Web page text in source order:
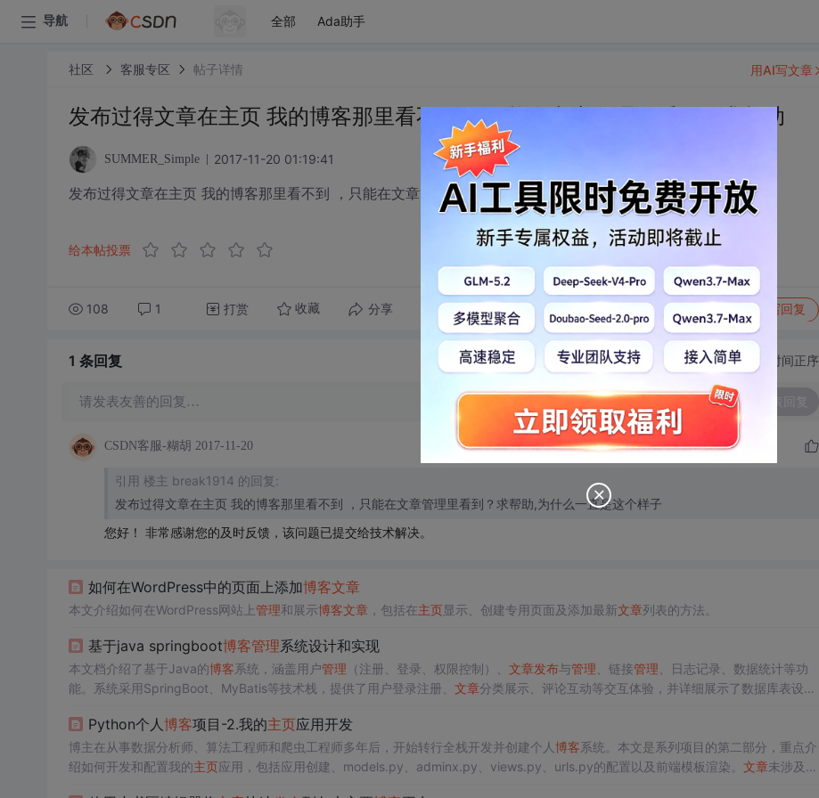
导航 全部 Ada助手
社区 客服专区 帖子详情
发布过得文章在主页 我的博客那里看不到 ，只能在文章管理里看到？求帮助
SUMMER_Simple 2017-11-20 01:19:41
发布过得文章在主页 我的博客那里看不到 ，只能在文章管理里看到？求帮助,为什么一直是这个样子
给本帖投票
108 1 打赏 收藏 分享 转发到动态 举报 写回复
用AI写文章
1 条回复 切换为时间正序
请发表友善的回复…
CSDN客服-糊胡 2017-11-20
引用 楼主 break1914 的回复:
发布过得文章在主页 我的博客那里看不到 ，只能在文章管理里看到？求帮助,为什么一直是这个样子
您好！ 非常感谢您的及时反馈，该问题已提交给技术解决。
如何在WordPress中的页面上添加博客文章
本文介绍如何在WordPress网站上管理和展示博客文章，包括在主页显示、创建专用页面及添加最新文章列表的方法。
基于java springboot博客管理系统设计和实现
本文档介绍了基于Java的博客系统，涵盖用户管理 （注册、登录、权限控制）、 文章发布与管理 、链接管理 、日志记录、数据统计等功
能。系统采用SpringBoot、MyBatis等技术栈，提供了用户登录注册、 文章分类展示、评论互动等交互体验，并详细展示了数据库表设计
Python个人博客项目-2.我的主页应用开发
博主在从事数据分析师、算法工程师和爬虫工程师多年后，开始转行全栈开发并创建个人 博客系统。本文是系列项目的第二部分，重点介
绍如何开发和配置我的主页应用，包括应用创建、models.py、adminx.py、views.py、urls.py的配置以及前端模板渲染。 文章未涉及数